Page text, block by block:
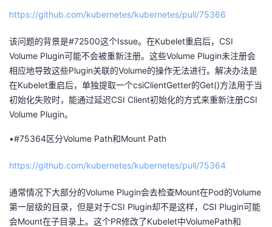
https://github.com/kubernetes/kubernetes/pull/75366
该问题的背景是#72500这个Issue。在Kubelet重启后，CSI
Volume Plugin可能不会被重新注册。这些Volume Plugin未注册会
相应地导致这些Plugin关联的Volume的操作无法进行。解决办法是
在Kubelet重启后，单独提取一个csiClientGetter的Get()方法用于当
初始化失败时，能通过延迟CSI Client初始化的方式来重新注册CSI
Volume Plugin。
•#75364区分Volume Path和Mount Path
https://github.com/kubernetes/kubernetes/pull/75364
通常情况下大部分的Volume Plugin会去检查Mount在Pod的Volume
第一层级的目录，但是对于CSI Plugin却不是这样，CSI Plugin可能
会Mount在子目录上。这个PR修改了Kubelet中VolumePath和